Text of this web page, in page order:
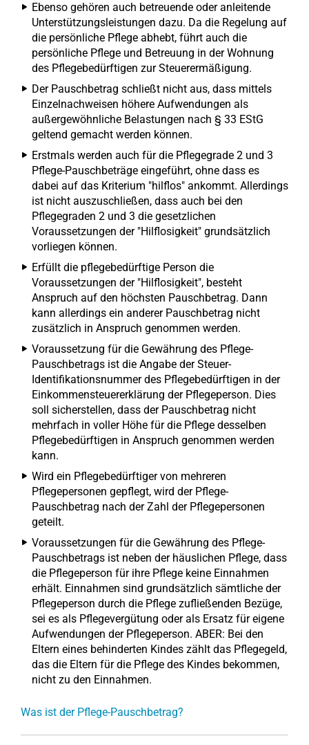
Ebenso gehören auch betreuende oder anleitende
Unterstützungsleistungen dazu. Da die Regelung auf
die persönliche Pflege abhebt, führt auch die
persönliche Pflege und Betreuung in der Wohnung
des Pflegebedürftigen zur Steuerermäßigung.
Der Pauschbetrag schließt nicht aus, dass mittels
Einzelnachweisen höhere Aufwendungen als
außergewöhnliche Belastungen nach § 33 EStG
geltend gemacht werden können.
Erstmals werden auch für die Pflegegrade 2 und 3
Pflege-Pauschbeträge eingeführt, ohne dass es
dabei auf das Kriterium "hilflos" ankommt. Allerdings
ist nicht auszuschließen, dass auch bei den
Pflegegraden 2 und 3 die gesetzlichen
Voraussetzungen der "Hilflosigkeit" grundsätzlich
vorliegen können.
Erfüllt die pflegebedürftige Person die
Voraussetzungen der "Hilflosigkeit", besteht
Anspruch auf den höchsten Pauschbetrag. Dann
kann allerdings ein anderer Pauschbetrag nicht
zusätzlich in Anspruch genommen werden.
Voraussetzung für die Gewährung des Pflege-
Pauschbetrags ist die Angabe der Steuer-
Identifikationsnummer des Pflegebedürftigen in der
Einkommensteuererklärung der Pflegeperson. Dies
soll sicherstellen, dass der Pauschbetrag nicht
mehrfach in voller Höhe für die Pflege desselben
Pflegebedürftigen in Anspruch genommen werden
kann.
Wird ein Pflegebedürftiger von mehreren
Pflegepersonen gepflegt, wird der Pflege-
Pauschbetrag nach der Zahl der Pflegepersonen
geteilt.
Voraussetzungen für die Gewährung des Pflege-
Pauschbetrags ist neben der häuslichen Pflege, dass
die Pflegeperson für ihre Pflege keine Einnahmen
erhält. Einnahmen sind grundsätzlich sämtliche der
Pflegeperson durch die Pflege zufließenden Bezüge,
sei es als Pflegevergütung oder als Ersatz für eigene
Aufwendungen der Pflegeperson. ABER: Bei den
Eltern eines behinderten Kindes zählt das Pflegegeld,
das die Eltern für die Pflege des Kindes bekommen,
nicht zu den Einnahmen.
Was ist der Pflege-Pauschbetrag?